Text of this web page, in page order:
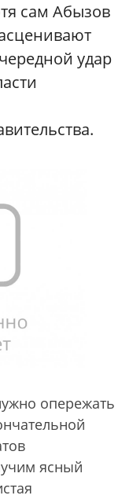
сам Абызов
удар
опережать
ясный